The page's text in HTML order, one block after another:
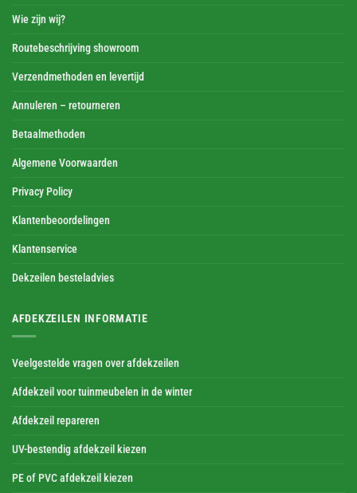
Wie zijn wij?
Routebeschrijving showroom
Verzendmethoden en levertijd
Annuleren – retourneren
Betaalmethoden
Algemene Voorwaarden
Privacy Policy
Klantenbeoordelingen
Klantenservice
Dekzeilen besteladvies
AFDEKZEILEN INFORMATIE
Veelgestelde vragen over afdekzeilen
Afdekzeil voor tuinmeubelen in de winter
Afdekzeil repareren
UV-bestendig afdekzeil kiezen
PE of PVC afdekzeil kiezen